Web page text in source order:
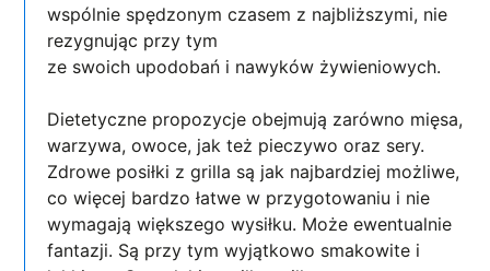
wspólnie spędzonym czasem z najbliższymi, nie
rezygnując przy tym
ze swoich upodobań i nawyków żywieniowych.
Dietetyczne propozycje obejmują zarówno mięsa,
warzywa, owoce, jak też pieczywo oraz sery.
Zdrowe posiłki z grilla są jak najbardziej możliwe,
co więcej bardzo łatwe w przygotowaniu i nie
wymagają większego wysiłku. Może ewentualnie
fantazji. Są przy tym wyjątkowo smakowite i